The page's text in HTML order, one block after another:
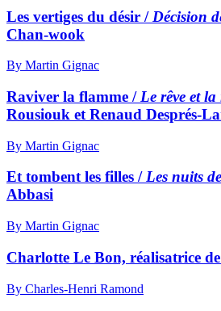
Les vertiges du désir / Décision
Chan-wook
By Martin Gignac
Raviver la flamme / Le rêve et
Rousiouk et Renaud Després-
By Martin Gignac
Et tombent les filles /Les nuits
Abbasi
By Martin Gignac
Charlotte Le Bon, réalisatrice de
By Charles-Henri Ramond